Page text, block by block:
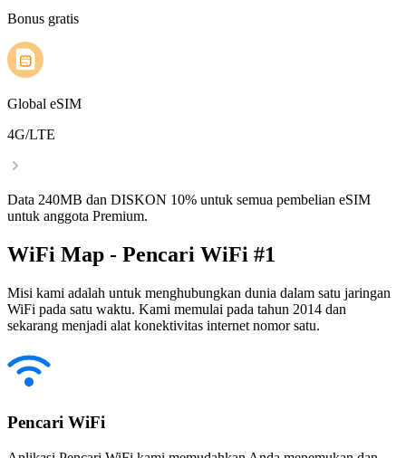
Bonus gratis
Global eSIM
4G/LTE
Data 240MB dan DISKON 10% untuk semua pembelian eSIM
untuk anggota Premium.
WiFi Map - Pencari WiFi #1
Misi kami adalah untuk menghubungkan dunia dalam satu jaringan
WiFi pada satu waktu. Kami memulai pada tahun 2014 dan
sekarang menjadi alat konektivitas internet nomor satu.
Pencari WiFi